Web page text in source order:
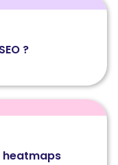
?
heatmaps